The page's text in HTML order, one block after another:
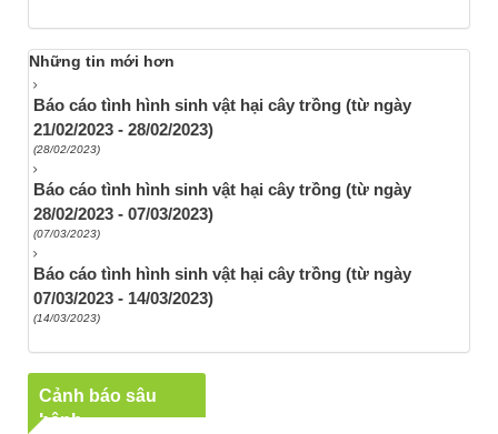
Những tin mới hơn
Báo cáo tình hình sinh vật hại cây trồng (từ ngày
21/02/2023 - 28/02/2023)
(28/02/2023)
Báo cáo tình hình sinh vật hại cây trồng (từ ngày
28/02/2023 - 07/03/2023)
(07/03/2023)
Báo cáo tình hình sinh vật hại cây trồng (từ ngày
07/03/2023 - 14/03/2023)
(14/03/2023)
Cảnh báo sâu
bệnh